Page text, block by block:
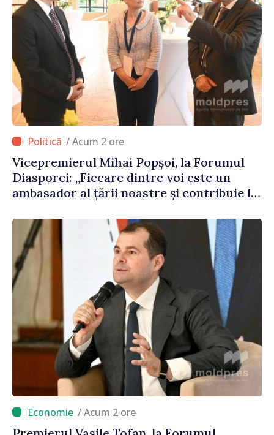
/ Acum 2 ore
Vicepremierul Mihai Popșoi, la Forumul
Diasporei: „Fiecare dintre voi este un
ambasador al țării noastre și contribuie la
/ Acum 2 ore